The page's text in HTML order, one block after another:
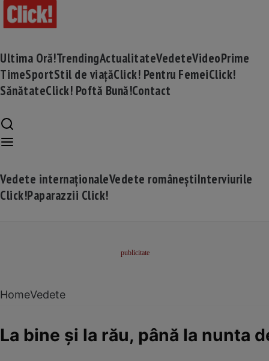
Ultima Oră!TrendingActualitateVedeteVideoPrime
TimeSportStil de viațăClick! Pentru FemeiClick!
SănătateClick! Poftă Bună!Contact
Vedete internaționaleVedete româneștiInterviurile
Click!Paparazzii Click!
HomeVedete
La bine şi la rău, până la nunta